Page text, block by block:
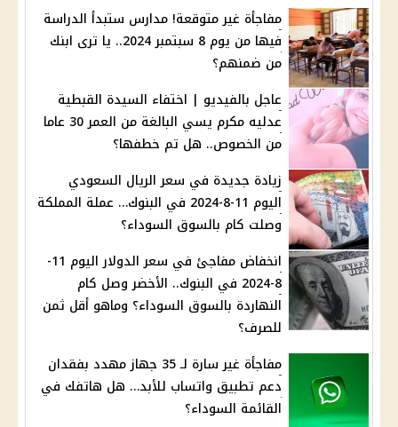
مفاجأة غير متوقعة! مدارس ستبدأ الدراسة
فيها من يوم 8 سبتمبر 2024.. يا ترى ابنك
من ضمنهم؟
عاجل بالفيديو | اختفاء السيدة القبطية
عدليه مكرم يسي البالغة من العمر 30 عاما
من الخصوص.. هل تم خطفها؟
زيادة جديدة في سعر الريال السعودي
اليوم 11-8-2024 في البنوك… عملة المملكة
وصلت كام بالسوق السوداء؟
انخفاض مفاجئ في سعر الدولار اليوم 11-
8-2024 في البنوك.. الأخضر وصل كام
النهاردة بالسوق السوداء؟ وماهو أقل ثمن
للصرف؟
مفاجأة غير سارة لـ 35 جهاز مهدد بفقدان
دعم تطبيق واتساب للأبد… هل هاتفك في
القائمة السوداء؟